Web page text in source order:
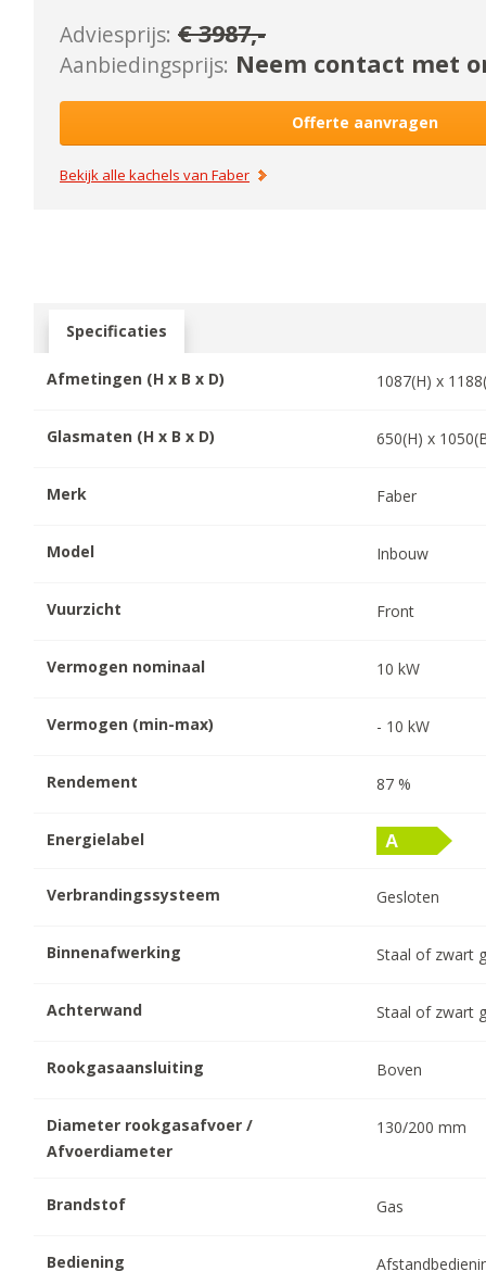
Adviesprijs: €3987,-
Aanbiedingsprijs: Neem contact met
Offerte aanvragen
Bekijk alle kachels vanFaber
Specificaties
Afmetingen (H x B x D) 1087(H) x 1188
Glasmaten (H x B x D) 650(H) x 1050
Merk Faber
Model Inbouw
Vuurzicht Front
Vermogen nominaal 10 kW
Vermogen (min-max) - 10 kW
Rendement 87 %
Energielabel
Verbrandingssysteem Gesloten
Binnenafwerking Staal of zwart
Achterwand Staal of zwart
Rookgasaansluiting Boven
Diameter rookgasafvoer /
Afvoerdiameter
130/200 mm
Brandstof Gas
Bediening